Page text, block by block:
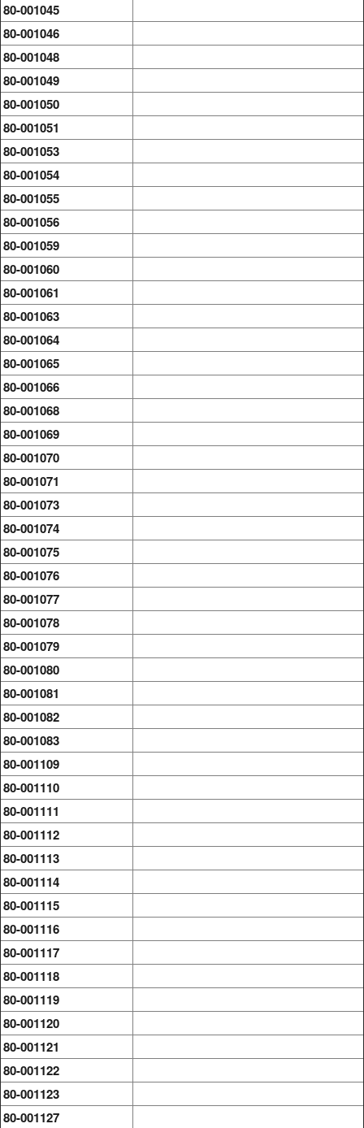
80-001045
80-001046
80-001048
80-001049
80-001050
80-001051
80-001053
80-001054
80-001055
80-001056
80-001059
80-001060
80-001061
80-001063
80-001064
80-001065
80-001066
80-001068
80-001069
80-001070
80-001071
80-001073
80-001074
80-001075
80-001076
80-001077
80-001078
80-001079
80-001080
80-001081
80-001082
80-001083
80-001109
80-001110
80-001111
80-001112
80-001113
80-001114
80-001115
80-001116
80-001117
80-001118
80-001119
80-001120
80-001121
80-001122
80-001123
80-001127